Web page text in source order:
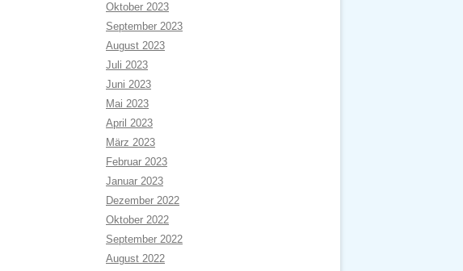
Oktober 2023
September 2023
August 2023
Juli 2023
Juni 2023
Mai 2023
April 2023
März 2023
Februar 2023
Januar 2023
Dezember 2022
Oktober 2022
September 2022
August 2022